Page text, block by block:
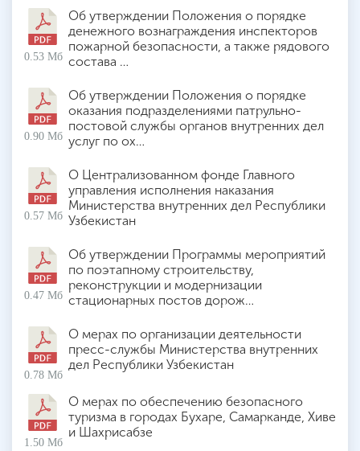
0.53 Мб
Об утверждении Положения о порядке
денежного вознаграждения инспекторов
пожарной безопасности, а также рядового
состава …
0.90 Мб
Об утверждении Положения о порядке
оказания подразделениями патрульно-
постовой службы органов внутренних дел
услуг по ох…
0.57 Мб
О Централизованном фонде Главного
управления исполнения наказания
Министерства внутренних дел Республики
Узбекистан
0.47 Мб
Об утверждении Программы мероприятий
по поэтапному строительству,
реконструкции и модернизации
стационарных постов дорож…
0.78 Мб
О мерах по организации деятельности
пресс-службы Министерства внутренних
дел Республики Узбекистан
1.50 Мб
О мерах по обеспечению безопасного
туризма в городах Бухаре, Самарканде, Хиве
и Шахрисабзе